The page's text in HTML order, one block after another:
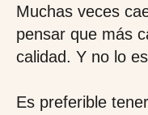
Muchas veces
pensar que más
calidad. Y no lo
Es preferible